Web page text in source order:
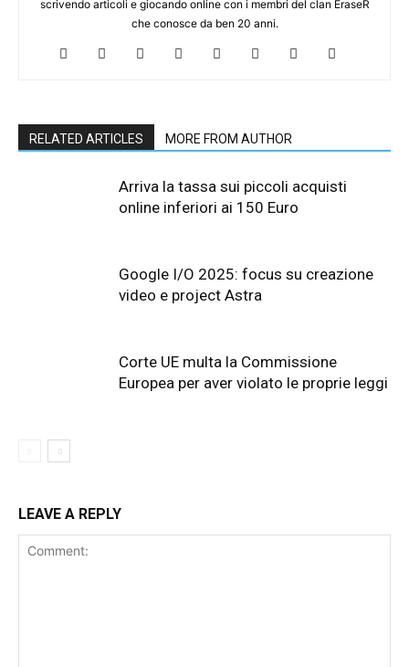
scrivendo articoli e giocando online con i membri del clan EraseR
che conosce da ben 20 anni.
RELATED ARTICLES MORE FROM AUTHOR
Arriva la tassa sui piccoli acquisti
online inferiori ai 150 Euro
Google I/O 2025: focus su creazione
video e project Astra
Corte UE multa la Commissione
Europea per aver violato le proprie leggi
LEAVE A REPLY